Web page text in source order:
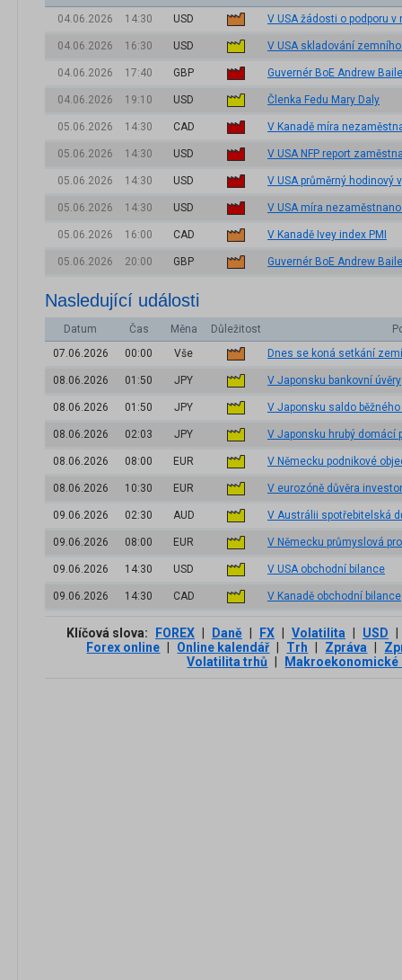
04.06.2026
14:30 USD V USA žádosti o podporu
04.06.2026 16:30 USD V USA skladování
04.06.2026 17:40 GBP Guvernér BoE Andrew
04.06.2026 19:10 USD Členka Fedu Mary Daly
05.06.2026 14:30 CAD V Kanadě míra
05.06.2026 14:30 USD V USA NFP report
05.06.2026 14:30 USD V USA průměrný hodinový
05.06.2026 14:30 USD V USA míra
05.06.2026 16:00 CAD V Kanadě Ivey index PMI
05.06.2026 20:00 GBP Guvernér BoE Andrew
Nasledující události
Datum Čas Měna Důležitost
07.06.2026
00:00 Vše Dnes se koná setkání zemí
08.06.2026 01:50 JPY V Japonsku bankovní úvěry
08.06.2026 01:50 JPY V Japonsku saldo
08.06.2026 02:03 JPY V Japonsku hrubý domácí
08.06.2026 08:00 EUR V Německu podnikové
08.06.2026 10:30 EUR V eurozóně důvěra
09.06.2026 02:30 AUD V Austrálii spotřebitelská
09.06.2026 08:00 EUR V Německu průmyslová
09.06.2026 14:30 USD V USA obchodní bilance
09.06.2026 14:30 CAD V Kanadě obchodní bilance
Klíčová slova: FOREX Daně FX Volatilita USD
Forex online
Online kalendář Trh Zpráva
Volatilita trhů
Makroekonomické